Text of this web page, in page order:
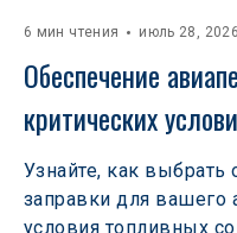
6 мин чтения июль 28, 2026
Обеспечение
критических
Узнайте, как выбрать
заправки для вашего
условия топливных